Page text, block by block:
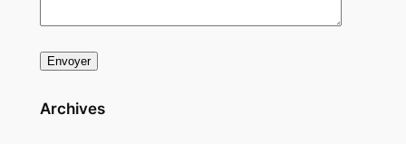
Archives